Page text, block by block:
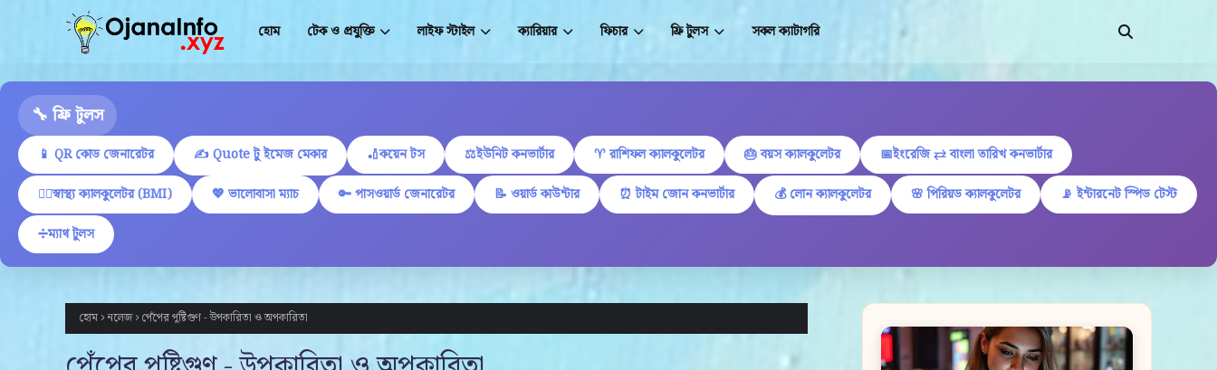
হোম টেক ও প্রযুক্তি লাইফ স্টাইল ক্যারিয়ার ফিচার ফ্রি টুলস সকল ক্যাটাগরি
🔧 ফ্রি টুলস
📱 QR কোড জেনারেটর ✍ Quote টু ইমেজ মেকার 🏏কয়েন টস ⚖️ইউনিট কনভার্টার ♈ রাশিফল ক্যালকুলেটর 🎂 বয়স ক্যালকুলেটর
📅ইংরেজি ⇄ বাংলা তারিখ কনভার্টার
🏋️‍♂️স্বাস্থ্য ক্যালকুলেটর (BMI)
💖 ভালোবাসা ম্যাচ 🔑 পাসওয়ার্ড জেনারেটর 📝 ওয়ার্ড কাউন্টার ⏰ টাইম জোন কনভার্টার 💰 লোন ক্যালকুলেটর 🌸 পিরিয়ড ক্যালকুলেটর
📡 ইন্টারনেট স্পিড টেস্ট
➗ম্যাথ টুলস
হোম নলেজ পেঁপের পুষ্টিগুণ - উপকারিতা ও অপকারিতা